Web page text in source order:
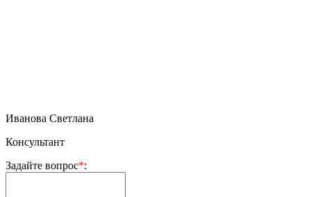
Иванова Светлана
Консультант
Задайте вопрос*: